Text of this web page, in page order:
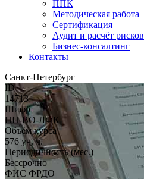
ППК
Методическая работа
Сертификация
Аудит и расчёт рисков
Бизнес-консалтинг
Контакты
Санкт-Петербург
ID
14713
Шифр
ПП-ВО-ЛФК
Объём курса
576 уч. ч.
Периодичность (мес.)
Бессрочно
ФИС ФРДО